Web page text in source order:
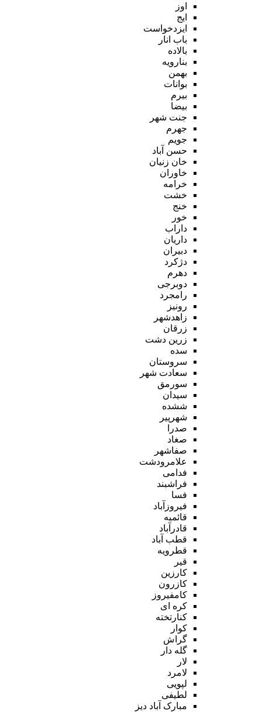
اوز
ایج
ایزدخواست
باب انار
بالاده
بنارویه
بهمن
بوانات
بیرم
بیضا
جنت شهر
جهرم
جویم
حسن آباد
خان زنیان
خاوران
خرامه
خشت
خنج
خور
داراب
داریان
دبیران
دژکرد
دهرم
دوبرجی
رامجرد
رونیز
زاهدشهر
زرقان
زرین دشت
سده
سروستان
سعادت شهر
سورمق
سیدان
ششده
شهرپیر
صدرا
صغاد
صفاشهر
علامرودشت
فدامی
فراشبند
فسا
فیروزآباد
قائمیه
قادرآباد
قطب آباد
قطرویه
قیر
کارزین
کازرون
کامفیروز
کره ای
کنارتخته
کوار
گراش
گله دار
لار
لامرد
لپویی
لطیفی
مبارک آباد دیز